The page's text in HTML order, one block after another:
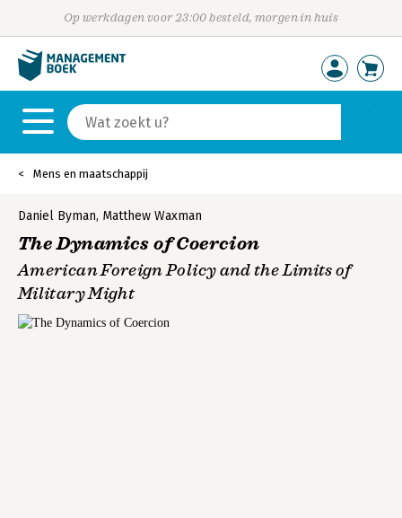
Op werkdagen voor 23:00 besteld, morgen in huis
Mens en maatschappij
Daniel Byman, Matthew Waxman
The Dynamics of Coercion
American Foreign Policy and the Limits of
Military Might